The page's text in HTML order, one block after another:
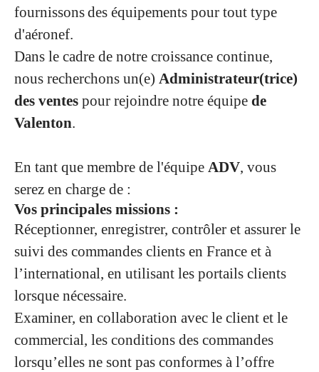
fournissons des équipements pour tout type
d'aéronef.
Dans le cadre de notre croissance continue,
nous recherchons un(e) Administrateur(trice)
des ventes pour rejoindre notre équipe de
Valenton.
En tant que membre de l'équipe ADV, vous
serez en charge de :
Vos principales missions :
Réceptionner, enregistrer, contrôler et assurer le
suivi des commandes clients en France et à
l’international, en utilisant les portails clients
lorsque nécessaire.
Examiner, en collaboration avec le client et le
commercial, les conditions des commandes
lorsqu’elles ne sont pas conformes à l’offre